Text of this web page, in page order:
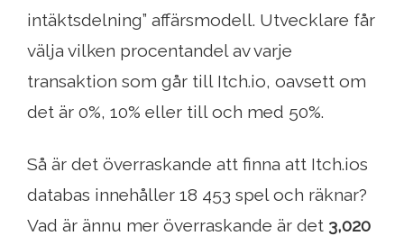
intäktsdelning” affärsmodell. Utvecklare får
välja vilken procentandel av varje
transaktion som går till Itch.io, oavsett om
det är 0%, 10% eller till och med 50%.
Så är det överraskande att finna att Itch.ios
databas innehåller 18 453 spel och räknar?
Vad är ännu mer överraskande är det 3,020